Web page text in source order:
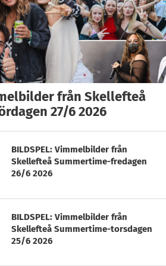
från Skellefteå
27/6 2026
BILDSPEL: Vimmelbilder från
Skellefteå Summertime-fredagen
26/6 2026
BILDSPEL: Vimmelbilder från
Skellefteå Summertime-torsdagen
25/6 2026